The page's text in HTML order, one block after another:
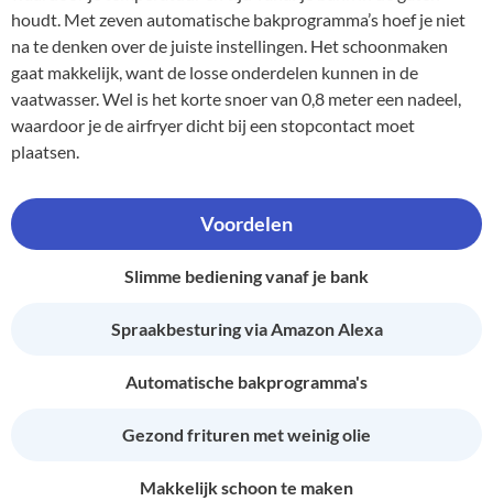
houdt. Met zeven automatische bakprogramma’s hoef je niet
na te denken over de juiste instellingen. Het schoonmaken
gaat makkelijk, want de losse onderdelen kunnen in de
vaatwasser. Wel is het korte snoer van 0,8 meter een nadeel,
waardoor je de airfryer dicht bij een stopcontact moet
plaatsen.
Voordelen
Slimme bediening vanaf je bank
Spraakbesturing via Amazon Alexa
Automatische bakprogramma's
Gezond frituren met weinig olie
Makkelijk schoon te maken